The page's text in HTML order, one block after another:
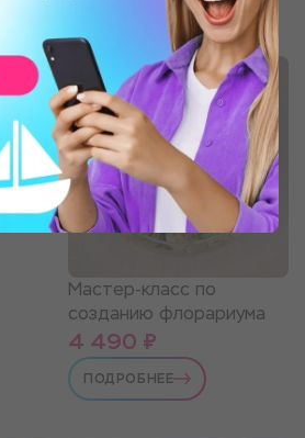
Мастер-класс по
созданию флорариума
4 490 ₽
ПОДРОБНЕЕ